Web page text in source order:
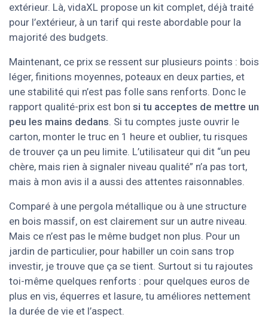
extérieur. Là, vidaXL propose un kit complet, déjà traité
pour l’extérieur, à un tarif qui reste abordable pour la
majorité des budgets.
Maintenant, ce prix se ressent sur plusieurs points : bois
léger, finitions moyennes, poteaux en deux parties, et
une stabilité qui n’est pas folle sans renforts. Donc le
rapport qualité-prix est bon si tu acceptes de mettre un
peu les mains dedans. Si tu comptes juste ouvrir le
carton, monter le truc en 1 heure et oublier, tu risques
de trouver ça un peu limite. L’utilisateur qui dit “un peu
chère, mais rien à signaler niveau qualité” n’a pas tort,
mais à mon avis il a aussi des attentes raisonnables.
Comparé à une pergola métallique ou à une structure
en bois massif, on est clairement sur un autre niveau.
Mais ce n’est pas le même budget non plus. Pour un
jardin de particulier, pour habiller un coin sans trop
investir, je trouve que ça se tient. Surtout si tu rajoutes
toi-même quelques renforts : pour quelques euros de
plus en vis, équerres et lasure, tu améliores nettement
la durée de vie et l’aspect.